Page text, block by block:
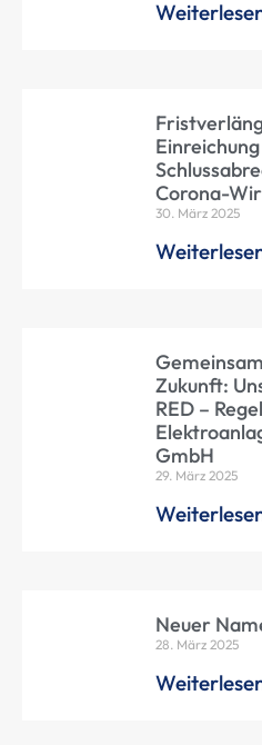
Corona-
30. März 2025
Zukunft:
RED –
GmbH
29. März 2025
Neuer
28. März 2025